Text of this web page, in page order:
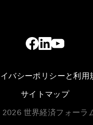
バシーポリシーと利用
サイトマップ
2026 世界経済フォーラ